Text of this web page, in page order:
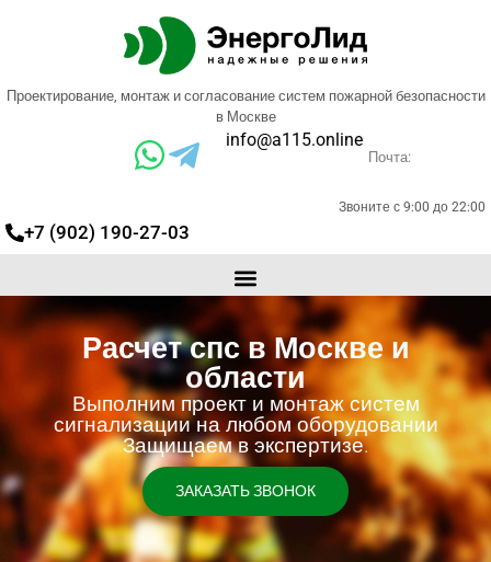
Проектирование, монтаж и согласование систем пожарной безопасности
в Москве
Почта:
info@a115.online
Звоните с 9:00 до 22:00
+7 (902) 190-27-03
Расчет спс в Москве и
области
Выполним проект и монтаж систем
сигнализации на любом оборудовании
Защищаем в экспертизе.
ЗАКАЗАТЬ ЗВОНОК